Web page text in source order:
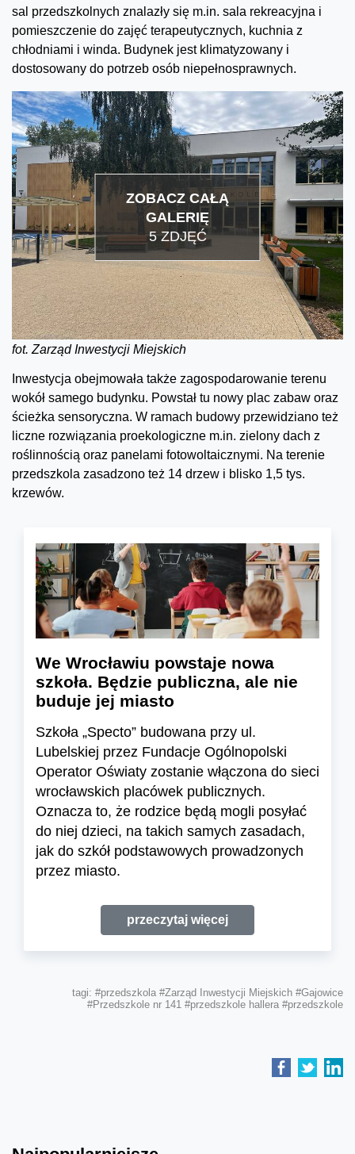
sal przedszkolnych znalazły się m.in. sala rekreacyjna i
pomieszczenie do zajęć terapeutycznych, kuchnia z
chłodniami i winda. Budynek jest klimatyzowany i
dostosowany do potrzeb osób niepełnosprawnych.
ZOBACZ CAŁĄ
GALERIĘ
5 ZDJĘĆ
fot. Zarząd Inwestycji Miejskich
Inwestycja obejmowała także zagospodarowanie terenu
wokół samego budynku. Powstał tu nowy plac zabaw oraz
ścieżka sensoryczna. W ramach budowy przewidziano też
liczne rozwiązania proekologiczne m.in. zielony dach z
roślinnością oraz panelami fotowoltaicznymi. Na terenie
przedszkola zasadzono też 14 drzew i blisko 1,5 tys.
krzewów.
We Wrocławiu powstaje nowa
szkoła. Będzie publiczna, ale nie
buduje jej miasto
Szkoła „Specto” budowana przy ul.
Lubelskiej przez Fundacje Ogólnopolski
Operator Oświaty zostanie włączona do sieci
wrocławskich placówek publicznych.
Oznacza to, że rodzice będą mogli posyłać
do niej dzieci, na takich samych zasadach,
jak do szkół podstawowych prowadzonych
przez miasto.
przeczytaj więcej
tagi: #przedszkola #Zarząd Inwestycji Miejskich #Gajowice
#Przedszkole nr 141 #przedszkole hallera #przedszkole